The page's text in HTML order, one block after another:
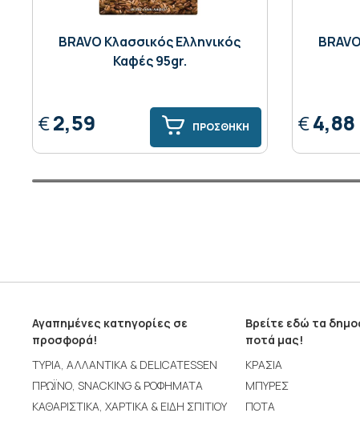
BRAVO Κλασσικός Ελληνικός
Καφές 95gr.
€2,59 ΠΡΟΣΘΗΚΗ €4,88
Αγαπημένες κατηγορίες σε
προσφορά!
ΤΥΡΙΑ, ΑΛΛΑΝΤΙΚΑ & DELICATESSEN
ΠΡΩΪΝΟ, SNACKING & ΡΟΦΗΜΑΤΑ
ΚΑΘΑΡΙΣΤΙΚΑ, ΧΑΡΤΙΚΑ & ΕΙΔΗ ΣΠΙΤΙΟΥ
Βρείτε εδώ τα
ποτά μας!
ΚΡΑΣΙΑ
ΜΠΥΡΕΣ
ΠΟΤΑ